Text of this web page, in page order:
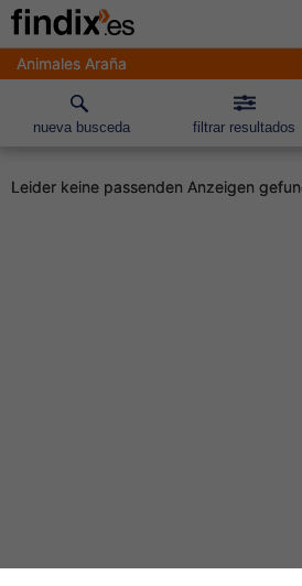
Animales Araña
nueva busceda filtrar resultados
Leider keine passenden Anzeigen